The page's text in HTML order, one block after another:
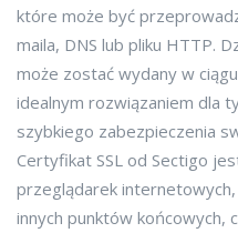
które może być
maila, DNS lub pliku HTTP.
może zostać wydany w
idealnym rozwiązaniem dla
szybkiego zabezpieczenia
Certyfikat SSL od Sectigo
przeglądarek
innych punktów końcowych,